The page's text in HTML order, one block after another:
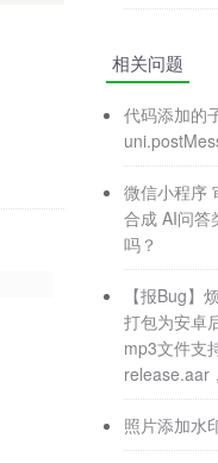
相关问题
代码添加的
微信小程序
合成 AI问答
吗？
【报Bug】
打包为安卓
mp3文件支
release.aar
照片添加水